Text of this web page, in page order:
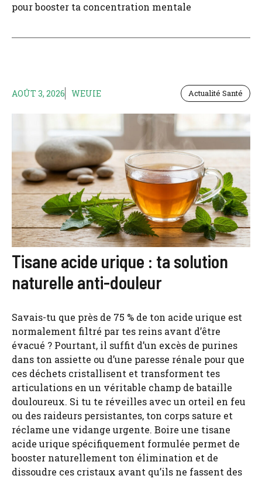
pour booster ta concentration mentale
AOÛT 3, 2026 WEUIE Actualité Santé
Tisane acide urique : ta solution
naturelle anti-douleur
Savais-tu que près de 75 % de ton acide urique est
normalement filtré par tes reins avant d’être
évacué ? Pourtant, il suffit d’un excès de purines
dans ton assiette ou d’une paresse rénale pour que
ces déchets cristallisent et transforment tes
articulations en un véritable champ de bataille
douloureux. Si tu te réveilles avec un orteil en feu
ou des raideurs persistantes, ton corps sature et
réclame une vidange urgente. Boire une tisane
acide urique spécifiquement formulée permet de
booster naturellement ton élimination et de
dissoudre ces cristaux avant qu’ils ne fassent des